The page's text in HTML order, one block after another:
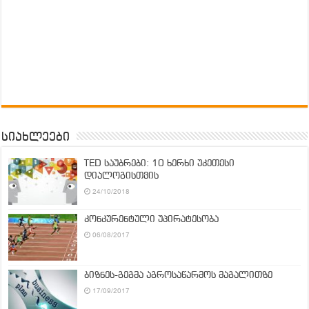
სიახლეები
TED საუბრები: 10 ხერხი უკეთესი
დიალოგისთვის
24/10/2018
კონკურენტული უპირატესობა
06/08/2017
ბიზნეს-გეგმა აგროსაწარმოს მაგალითზე
17/09/2017